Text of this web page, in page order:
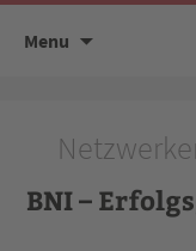
Menu
BNI –